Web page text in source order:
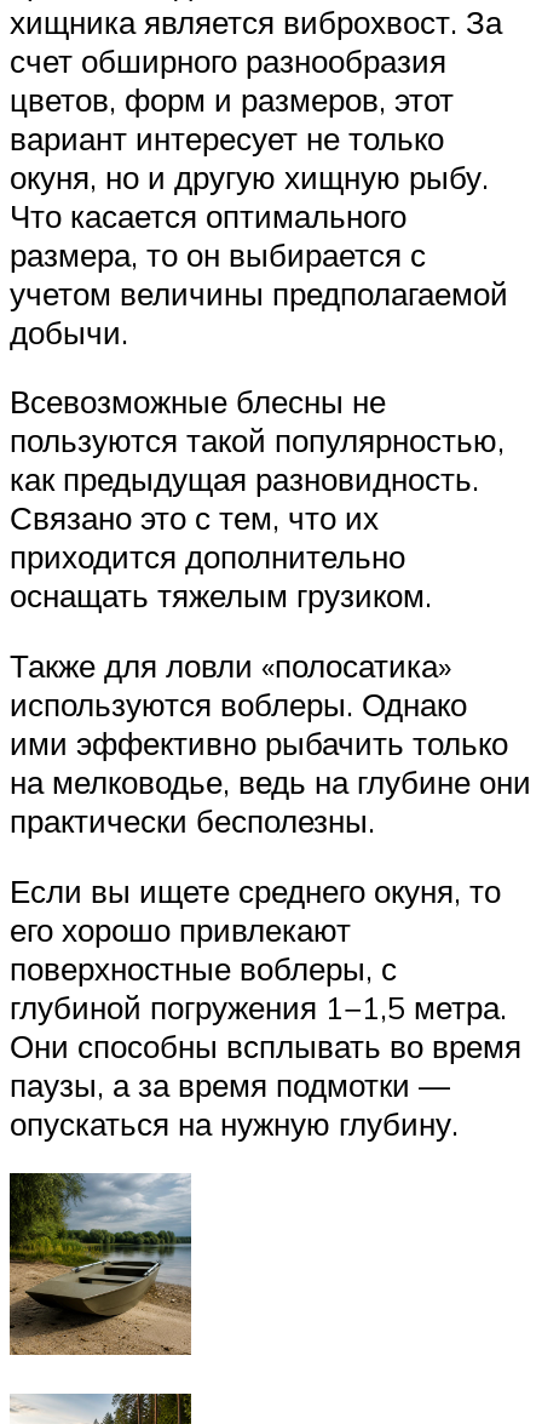
хищника является виброхвост. За
счет обширного разнообразия
цветов, форм и размеров, этот
вариант интересует не только
окуня, но и другую хищную рыбу.
Что касается оптимального
размера, то он выбирается с
учетом величины предполагаемой
добычи.
Всевозможные блесны не
пользуются такой популярностью,
как предыдущая разновидность.
Связано это с тем, что их
приходится дополнительно
оснащать тяжелым грузиком.
Также для ловли «полосатика»
используются воблеры. Однако
ими эффективно рыбачить только
на мелководье, ведь на глубине они
практически бесполезны.
Если вы ищете среднего окуня, то
его хорошо привлекают
поверхностные воблеры, с
глубиной погружения 1−1,5 метра.
Они способны всплывать во время
паузы, а за время подмотки —
опускаться на нужную глубину.